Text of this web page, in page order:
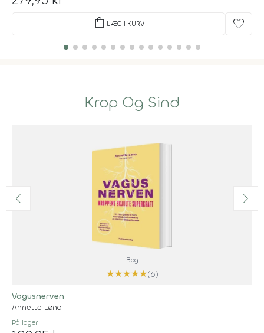
shopping_bag LÆG I KURV favorite
Krop Og Sind
Bog
★★★★★(6)
Vagusnerven
Annette Løno
På lager